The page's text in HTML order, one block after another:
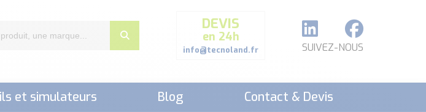
DEVIS
en 24h
info@tecnoland.fr SUIVEZ-NOUS
et simulateurs Blog Contact & Devis